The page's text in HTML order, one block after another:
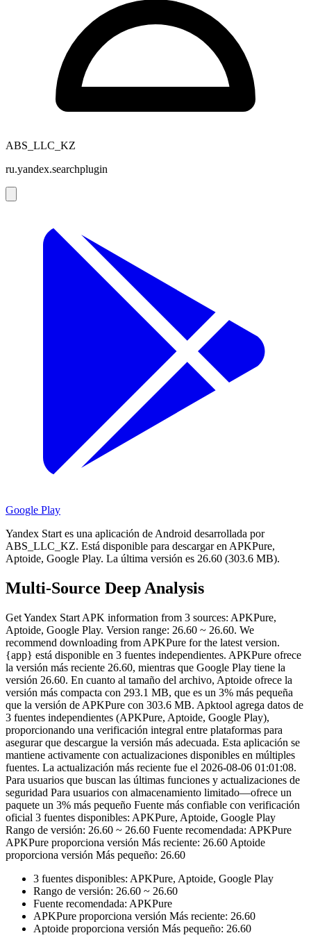
ABS_LLC_KZ
ru.yandex.searchplugin
Google Play
Yandex Start es una aplicación de Android desarrollada por
ABS_LLC_KZ. Está disponible para descargar en APKPure,
Aptoide, Google Play. La última versión es 26.60 (303.6 MB).
Multi-Source Deep Analysis
Get Yandex Start APK information from 3 sources: APKPure,
Aptoide, Google Play. Version range: 26.60 ~ 26.60. We
recommend downloading from APKPure for the latest version.
{app} está disponible en 3 fuentes independientes. APKPure ofrece
la versión más reciente 26.60, mientras que Google Play tiene la
versión 26.60. En cuanto al tamaño del archivo, Aptoide ofrece la
versión más compacta con 293.1 MB, que es un 3% más pequeña
que la versión de APKPure con 303.6 MB. Apktool agrega datos de
3 fuentes independientes (APKPure, Aptoide, Google Play),
proporcionando una verificación integral entre plataformas para
asegurar que descargue la versión más adecuada. Esta aplicación se
mantiene activamente con actualizaciones disponibles en múltiples
fuentes. La actualización más reciente fue el 2026-08-06 01:01:08.
Para usuarios que buscan las últimas funciones y actualizaciones de
seguridad Para usuarios con almacenamiento limitado—ofrece un
paquete un 3% más pequeño Fuente más confiable con verificación
oficial 3 fuentes disponibles: APKPure, Aptoide, Google Play
Rango de versión: 26.60 ~ 26.60 Fuente recomendada: APKPure
APKPure proporciona versión Más reciente: 26.60 Aptoide
proporciona versión Más pequeño: 26.60
3 fuentes disponibles: APKPure, Aptoide, Google Play
Rango de versión: 26.60 ~ 26.60
Fuente recomendada: APKPure
APKPure proporciona versión Más reciente: 26.60
Aptoide proporciona versión Más pequeño: 26.60